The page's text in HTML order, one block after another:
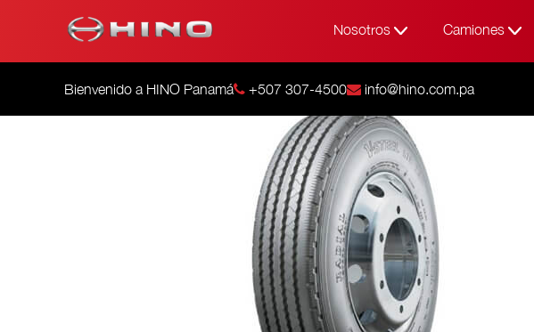
Nosotros Camiones
Bienvenido a HINO Panamá +507 307-4500 info@hino.com.pa